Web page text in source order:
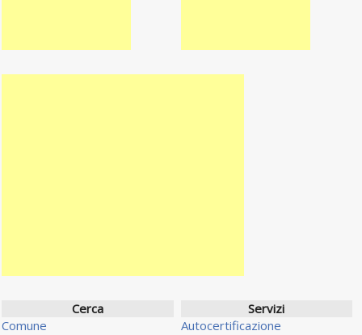
Cerca
Comune
Servizi
Autocertificazione